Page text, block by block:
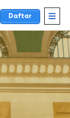
Daftar